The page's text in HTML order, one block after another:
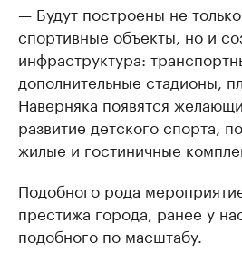
— Будут построены не
спортивные объекты, но и
инфраструктура:
дополнительные стадионы,
Наверняка появятся
развитие детского спорта,
жилые и гостиничные
Подобного рода
престижа города, ранее у
подобного по масштабу.